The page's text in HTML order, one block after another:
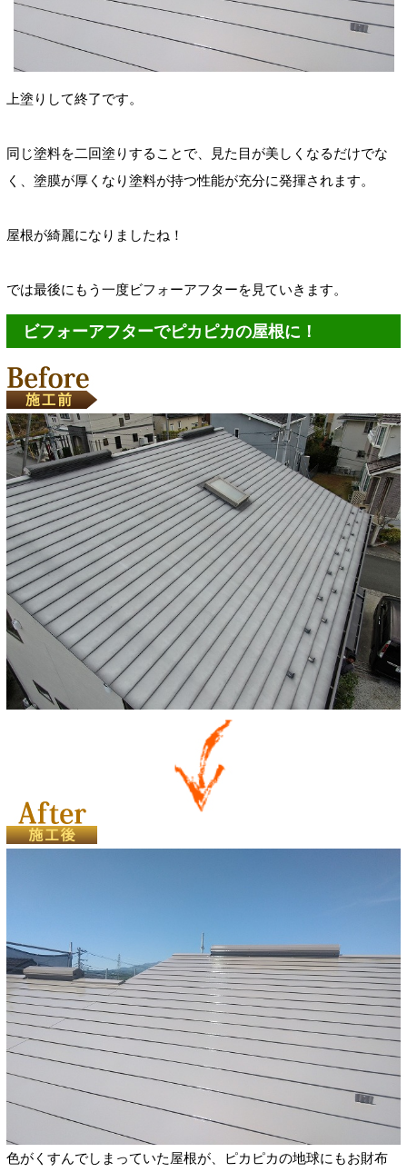
上塗りして終了です。
同じ塗料を二回塗りすることで、見た目が美しくなるだけでな
く、塗膜が厚くなり塗料が持つ性能が充分に発揮されます。
屋根が綺麗になりましたね！
では最後にもう一度ビフォーアフターを見ていきます。
ビフォーアフターでピカピカの屋根に！
色がくすんでしまっていた屋根が、ピカピカの地球にもお財布